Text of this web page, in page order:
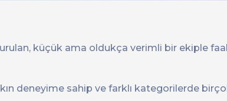
küçük ama oldukça verimli bir ekiple
deneyime sahip ve farklı kategorilerde